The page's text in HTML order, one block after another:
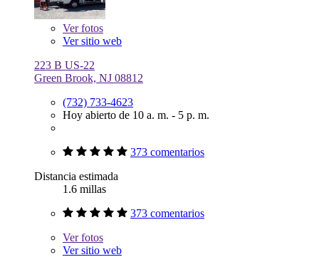
Verfotos
Ver sitio web
223 B US-22
Green Brook, NJ 08812
(732) 733-4623
Hoy abierto de 10 a. m. - 5 p. m.
373 comentarios
Distancia estimada
1.6 millas
373 comentarios
Verfotos
Ver sitio web